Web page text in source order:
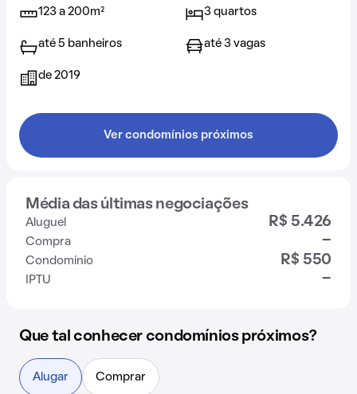
123 a 200m² 3 quartos
até 5 banheiros até 3 vagas
de 2019
Ver condomínios próximos
Média das últimas negociações
Aluguel R$ 5.426
Compra -
Condomínio R$ 550
IPTU -
Que tal conhecer condomínios próximos?
Alugar Comprar